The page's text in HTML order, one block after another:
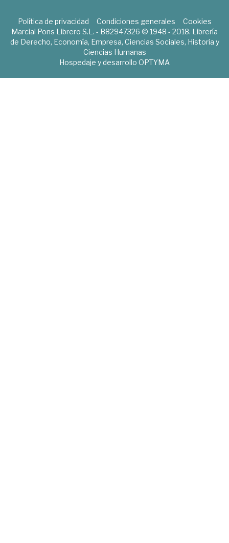
Política de privacidad Condiciones generales
Cookies
Marcial Pons Librero S.L. - B82947326 © 1948 - 2018. Librería
de Derecho, Economía, Empresa, Ciencias Sociales, Historia y
Ciencias Humanas
Hospedaje y desarrollo OPTYMA